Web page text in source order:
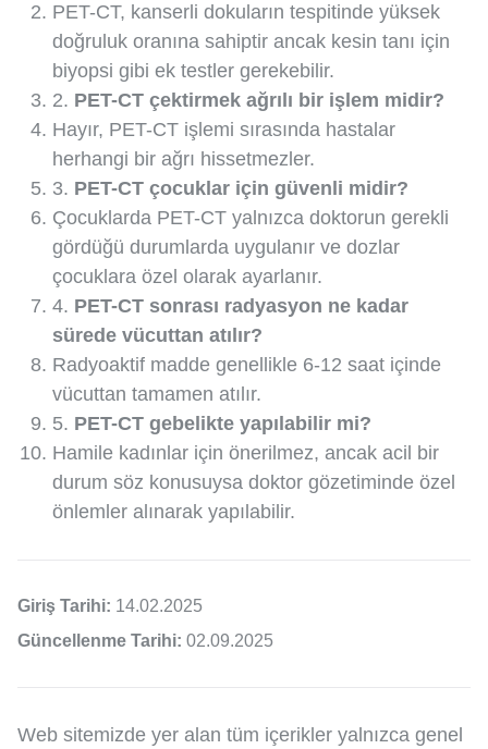
PET-CT, kanserli dokuların tespitinde yüksek
doğruluk oranına sahiptir ancak kesin tanı için
biyopsi gibi ek testler gerekebilir.
2. PET-CT çektirmek ağrılı bir işlem midir?
Hayır, PET-CT işlemi sırasında hastalar
herhangi bir ağrı hissetmezler.
3. PET-CT çocuklar için güvenli midir?
Çocuklarda PET-CT yalnızca doktorun gerekli
gördüğü durumlarda uygulanır ve dozlar
çocuklara özel olarak ayarlanır.
4. PET-CT sonrası radyasyon ne kadar
sürede vücuttan atılır?
Radyoaktif madde genellikle 6-12 saat içinde
vücuttan tamamen atılır.
5. PET-CT gebelikte yapılabilir mi?
Hamile kadınlar için önerilmez, ancak acil bir
durum söz konusuysa doktor gözetiminde özel
önlemler alınarak yapılabilir.
Giriş Tarihi: 14.02.2025
Güncellenme Tarihi: 02.09.2025
Web sitemizde yer alan tüm içerikler yalnızca genel